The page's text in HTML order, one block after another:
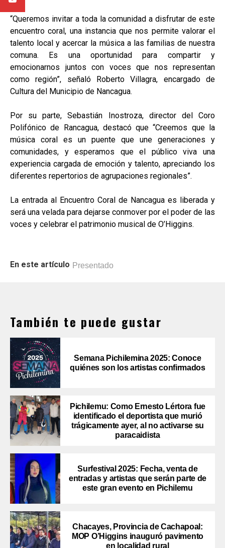
“Queremos invitar a toda la comunidad a disfrutar de este
encuentro coral, una instancia que nos permite valorar el
talento local y acercar la música a las familias de nuestra
comuna. Es una oportunidad para compartir y
emocionarnos juntos con voces que nos representan
como región”, señaló Roberto Villagra, encargado de
Cultura del Municipio de Nancagua.
Por su parte, Sebastián Inostroza, director del Coro
Polifónico de Rancagua, destacó que “Creemos que la
música coral es un puente que une generaciones y
comunidades, y esperamos que el público viva una
experiencia cargada de emoción y talento, apreciando los
diferentes repertorios de agrupaciones regionales”.
La entrada al Encuentro Coral de Nancagua es liberada y
será una velada para dejarse conmover por el poder de las
voces y celebrar el patrimonio musical de O’Higgins.
En este artículo Presentado
También te puede gustar
Semana Pichilemina 2025: Conoce
quiénes son los artistas confirmados
Pichilemu: Como Ernesto Lértora fue
identificado el deportista que murió
trágicamente ayer, al no activarse su
paracaidista
Surfestival 2025: Fecha, venta de
entradas y artistas que serán parte de
este gran evento en Pichilemu
Chacayes, Provincia de Cachapoal:
MOP O’Higgins inauguró pavimento
en localidad rural